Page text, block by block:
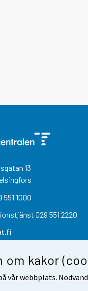
om kakor
vår webbplats.
13
551 1000
029 551 2220